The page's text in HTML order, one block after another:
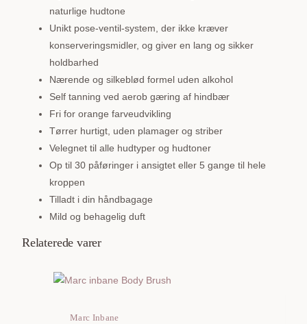
naturlige hudtone
Unikt pose-ventil-system, der ikke kræver
konserveringsmidler, og giver en lang og sikker
holdbarhed
Nærende og silkeblød formel uden alkohol
Self tanning ved aerob gæring af hindbær
Fri for orange farveudvikling
Tørrer hurtigt, uden plamager og striber
Velegnet til alle hudtyper og hudtoner
Op til 30 påføringer i ansigtet eller 5 gange til hele
kroppen
Tilladt i din håndbagage
Mild og behagelig duft
Relaterede varer
Marc Inbane